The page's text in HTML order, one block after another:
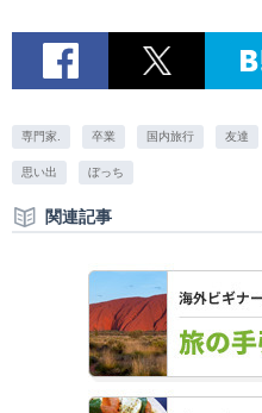
専門家. 卒業 国内旅行 友達
思い出 ぼっち
関連記事